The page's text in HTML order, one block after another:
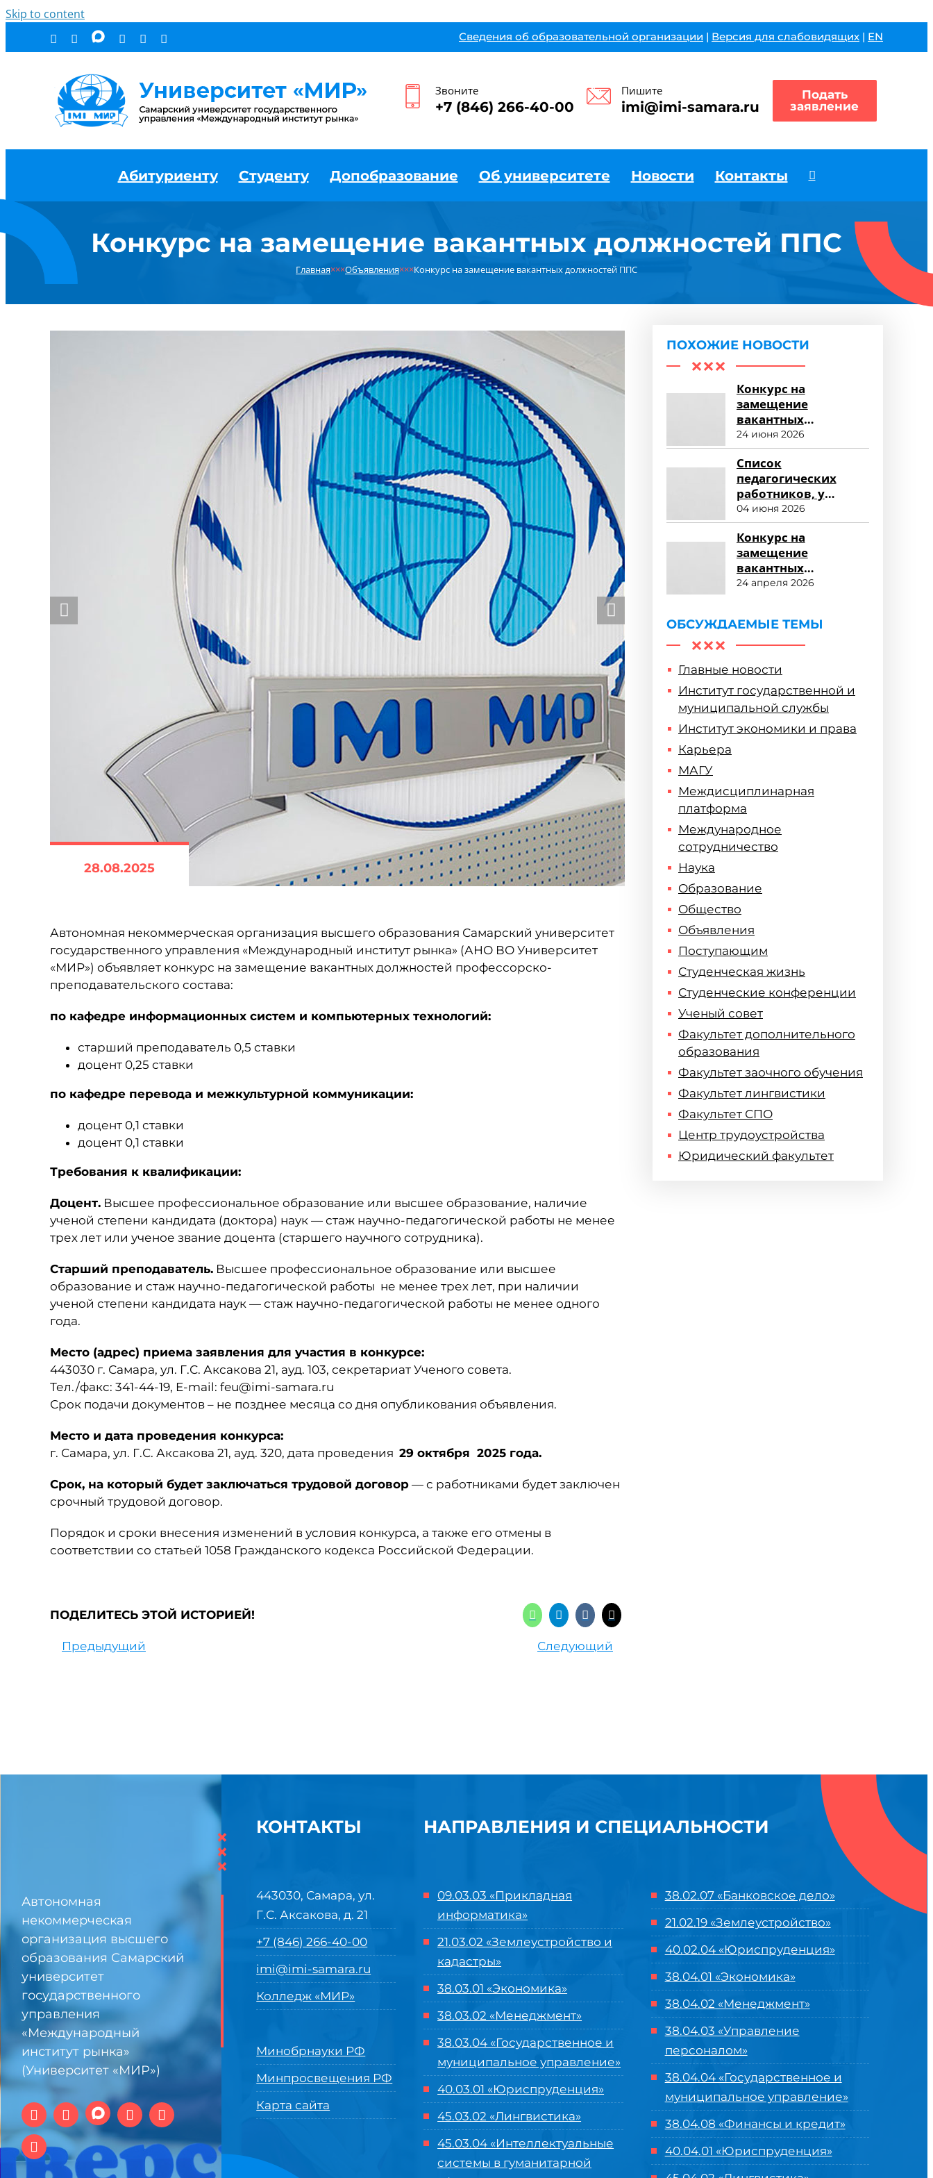
Skip to content
Сведения об образовательной организации | Версия для слабовидящих | EN
Звоните
+7 (846) 266-40-00
Пишите
imi@imi-samara.ru
Подать
заявление
Абитуриенту Студенту Допобразование Об университете Новости Контакты
Конкурс на замещение вакантных должностей ППС
Главная×××Объявления×××Конкурс на замещение вакантных должностей ППС
28.08.2025
Автономная некоммерческая организация высшего образования Самарский университет
государственного управления «Международный институт рынка» (АНО ВО Университет
«МИР») объявляет конкурс на замещение вакантных должностей профессорско-
преподавательского состава:
по кафедре информационных систем и компьютерных технологий:
старший преподаватель 0,5 ставки
доцент 0,25 ставки
по кафедре перевода и межкультурной коммуникации:
доцент 0,1 ставки
доцент 0,1 ставки
Требования к квалификации:
Доцент. Высшее профессиональное образование или высшее образование, наличие
ученой степени кандидата (доктора) наук — стаж научно-педагогической работы не менее
трех лет или ученое звание доцента (старшего научного сотрудника).
Старший преподаватель. Высшее профессиональное образование или высшее
образование и стаж научно-педагогической работы не менее трех лет, при наличии
ученой степени кандидата наук — стаж научно-педагогической работы не менее одного
года.
Место (адрес) приема заявления для участия в конкурсе:
443030 г. Самара, ул. Г.С. Аксакова 21, ауд. 103, секретариат Ученого совета.
Тел./факс: 341-44-19, E-mail: feu@imi-samara.ru
Срок подачи документов – не позднее месяца со дня опубликования объявления.
Место и дата проведения конкурса:
г. Самара, ул. Г.С. Аксакова 21, ауд. 320, дата проведения 29 октября 2025 года.
Срок, на который будет заключаться трудовой договор — с работниками будет заключен
срочный трудовой договор.
Порядок и сроки внесения изменений в условия конкурса, а также его отмены в
соответствии со статьей 1058 Гражданского кодекса Российской Федерации.
ПОДЕЛИТЕСЬ ЭТОЙ ИСТОРИЕЙ!
Предыдущий Следующий
ПОХОЖИЕ НОВОСТИ
Конкурс на
замещение
вакантных
должностей
профессорско-
преподавательского
состава
24 июня 2026
Список
педагогических
работников, у
которых в 2026-2027
учебном году
истекает срок
действия трудового
договора
04 июня 2026
Конкурс на
замещение
вакантных
должностей научных
24 апреля 2026
ОБСУЖДАЕМЫЕ ТЕМЫ
Главные новости
Институт государственной и
муниципальной службы
Институт экономики и права
Карьера
МАГУ
Междисциплинарная
платформа
Международное
сотрудничество
Наука
Образование
Общество
Объявления
Поступающим
Студенческая жизнь
Студенческие конференции
Ученый совет
Факультет дополнительного
образования
Факультет заочного обучения
Факультет лингвистики
Факультет СПО
Центр трудоустройства
Юридический факультет
Автономная
некоммерческая
организация высшего
образования Самарский
университет
государственного
управления
«Международный
институт рынка»
(Университет «МИР»)
×
×
×
КОНТАКТЫ
443030, Самара, ул.
Г.С. Аксакова, д. 21
+7 (846) 266-40-00
imi@imi-samara.ru
Колледж «МИР»
Минобрнауки РФ
Минпросвещения РФ
Карта сайта
НАПРАВЛЕНИЯ И СПЕЦИАЛЬНОСТИ
09.03.03 «Прикладная
информатика»
21.03.02 «Землеустройство и
кадастры»
38.03.01 «Экономика»
38.03.02 «Менеджмент»
38.03.04 «Государственное и
муниципальное управление»
40.03.01 «Юриспруденция»
45.03.02 «Лингвистика»
45.03.04 «Интеллектуальные
системы в гуманитарной
38.02.07 «Банковское дело»
21.02.19 «Землеустройство»
40.02.04 «Юриспруденция»
38.04.01 «Экономика»
38.04.02 «Менеджмент»
38.04.03 «Управление
персоналом»
38.04.04 «Государственное и
муниципальное управление»
38.04.08 «Финансы и кредит»
40.04.01 «Юриспруденция»